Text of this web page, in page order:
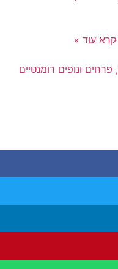
קרא עוד »
ונופים רומנטיים